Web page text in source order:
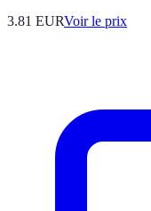
3.81 EURVoir le prix